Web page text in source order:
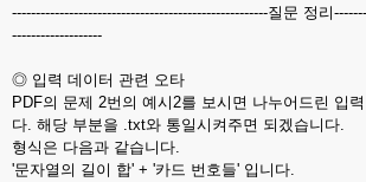
------------------------------------------------------질문 정리
-------------------
◎ 입력 데이터 관련 오타
PDF의 문제 2번의 예시2를 보시면 나누어드린 입
다. 해당 부분을 .txt와 통일시켜주면 되겠습니다.
형식은 다음과 같습니다.
'문자열의 길이 합' + '카드 번호들' 입니다.